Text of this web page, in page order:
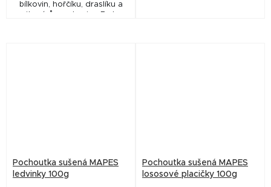
bílkovin, hořčíku, draslíku a
Pochoutka sušená MAPES
ledvinky 100g
Pochoutka sušená MAPES
lososové placičky 100g